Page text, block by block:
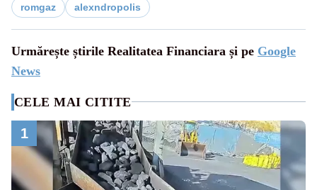
romgaz alexndropolis
Urmărește știrile Realitatea Financiara și pe Google
News
CELE MAI CITITE
1